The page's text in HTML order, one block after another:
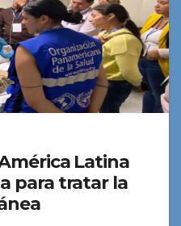
Latina
para tratar la